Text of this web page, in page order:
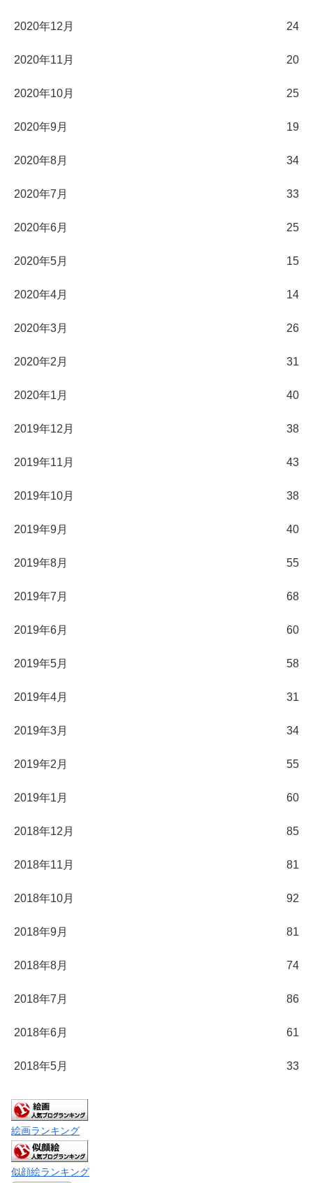
2020年12月 24
2020年11月 20
2020年10月 25
2020年9月 19
2020年8月 34
2020年7月 33
2020年6月 25
2020年5月 15
2020年4月 14
2020年3月 26
2020年2月 31
2020年1月 40
2019年12月 38
2019年11月 43
2019年10月 38
2019年9月 40
2019年8月 55
2019年7月 68
2019年6月 60
2019年5月 58
2019年4月 31
2019年3月 34
2019年2月 55
2019年1月 60
2018年12月 85
2018年11月 81
2018年10月 92
2018年9月 81
2018年8月 74
2018年7月 86
2018年6月 61
2018年5月 33
絵画ランキング
似顔絵ランキング